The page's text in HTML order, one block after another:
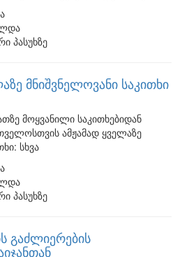
პასუხზე
მნიშვნელოვანი საკითხი
მოყვანილი საკითხებიდან
ამჟამად ყველაზე
სხვა
პასუხზე
გაძლიერების